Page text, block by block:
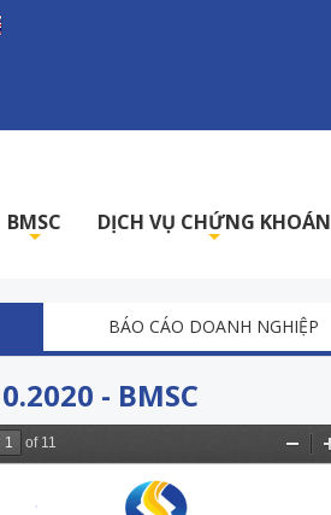
BMSC DỊCH VỤ CHỨNG KHOÁN
BÁO CÁO DOANH NGHIỆP
- BMSC